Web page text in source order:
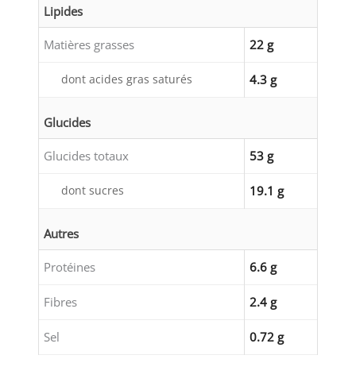
Lipides
Matières grasses 22 g
dont acides gras saturés 4.3 g
Glucides
Glucides totaux 53 g
dont sucres 19.1 g
Autres
Protéines 6.6 g
Fibres 2.4 g
Sel 0.72 g